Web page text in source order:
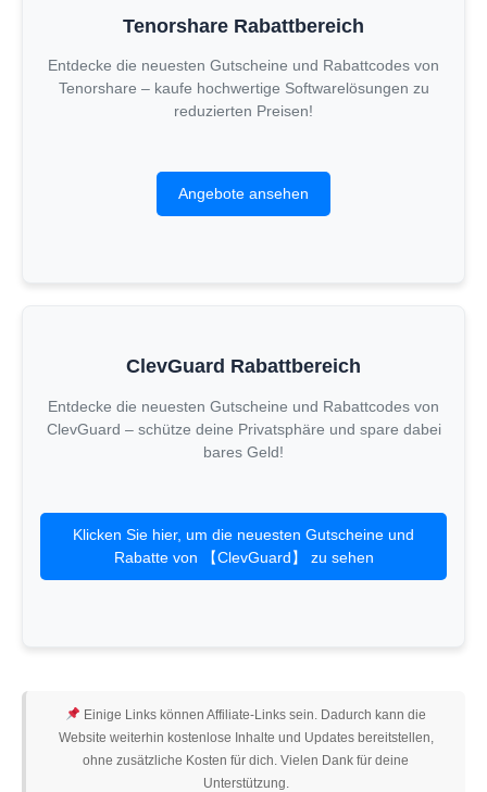
Tenorshare Rabattbereich
Entdecke die neuesten Gutscheine und Rabattcodes von
Tenorshare – kaufe hochwertige Softwarelösungen zu
reduzierten Preisen!
Angebote ansehen
ClevGuard Rabattbereich
Entdecke die neuesten Gutscheine und Rabattcodes von
ClevGuard – schütze deine Privatsphäre und spare dabei
bares Geld!
Klicken Sie hier, um die neuesten Gutscheine und
Rabatte von 【ClevGuard】 zu sehen
Einige Links können Affiliate-Links sein. Dadurch kann die
Website weiterhin kostenlose Inhalte und Updates bereitstellen,
ohne zusätzliche Kosten für dich. Vielen Dank für deine
Unterstützung.